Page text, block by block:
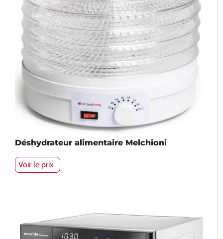
Déshydrateur alimentaire Melchioni
Voir le prix